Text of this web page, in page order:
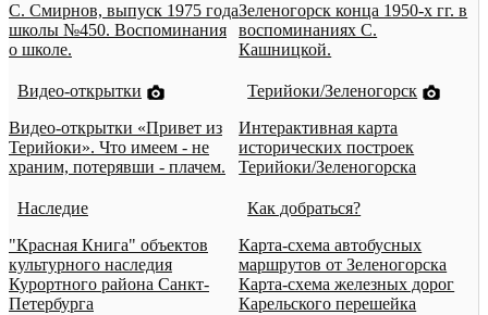
С. Смирнов, выпуск 1975 года
школы №450. Воспоминания
о школе.
Зеленогорск конца 1950-х гг. в
воспоминаниях С.
Кашницкой.
Видео-открытки
Видео-открытки «Привет из
Терийоки». Что имеем - не
храним, потерявши - плачем.
Терийоки/Зеленогорск
Интерактивная карта
исторических построек
Терийоки/Зеленогорска
Наследие
"Красная Книга" объектов
культурного наследия
Курортного района Санкт-
Петербурга
Как добраться?
Карта-схема автобусных
маршрутов от Зеленогорска
Карта-схема железных дорог
Карельского перешейка